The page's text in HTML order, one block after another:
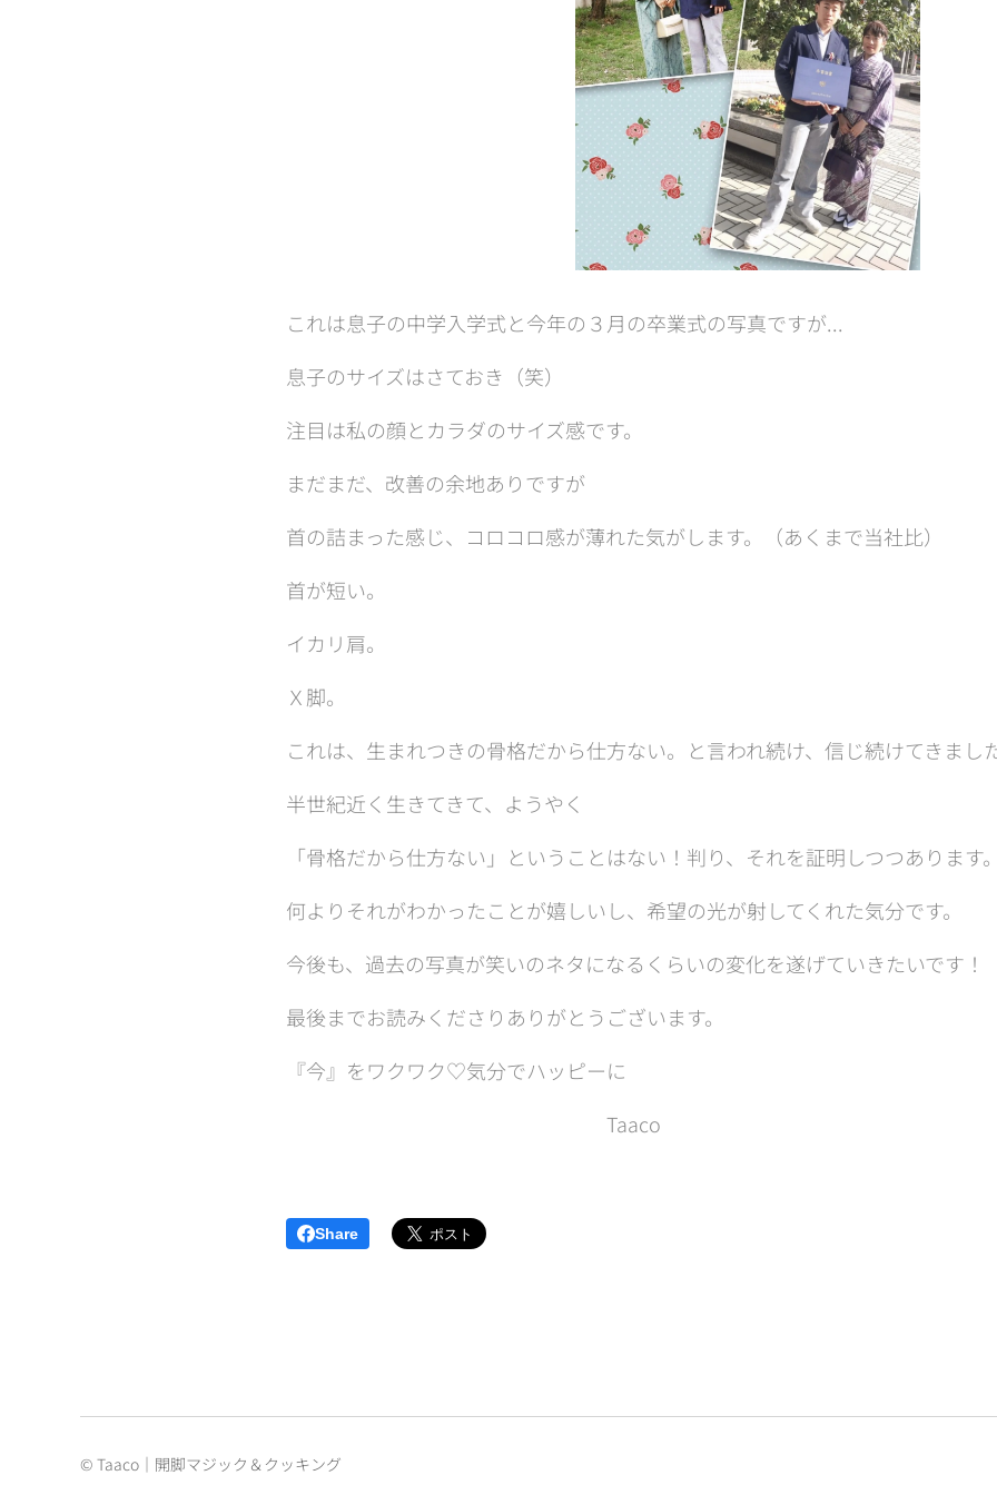
これは息子の中学入学式と今年の３月の卒業式の写真ですが...
息子のサイズはさておき（笑）
注目は私の顔とカラダのサイズ感です。
まだまだ、改善の余地ありですが
首の詰まった感じ、コロコロ感が薄れた気がします。（あくまで当社比）
首が短い。
イカリ肩。
Ｘ脚。
これは、生まれつきの骨格だから仕方ない。と言われ続け、信じ続けてきました
半世紀近く生きてきて、ようやく
「骨格だから仕方ない」ということはない！判り、それを証明しつつあります。
何よりそれがわかったことが嬉しいし、希望の光が射してくれた気分です。
今後も、過去の写真が笑いのネタになるくらいの変化を遂げていきたいです！
最後までお読みくださりありがとうございます。
『今』をワクワク♡気分でハッピーに❣️✨
Taaco
Share
©︎ Taaco｜開脚マジック＆クッキング